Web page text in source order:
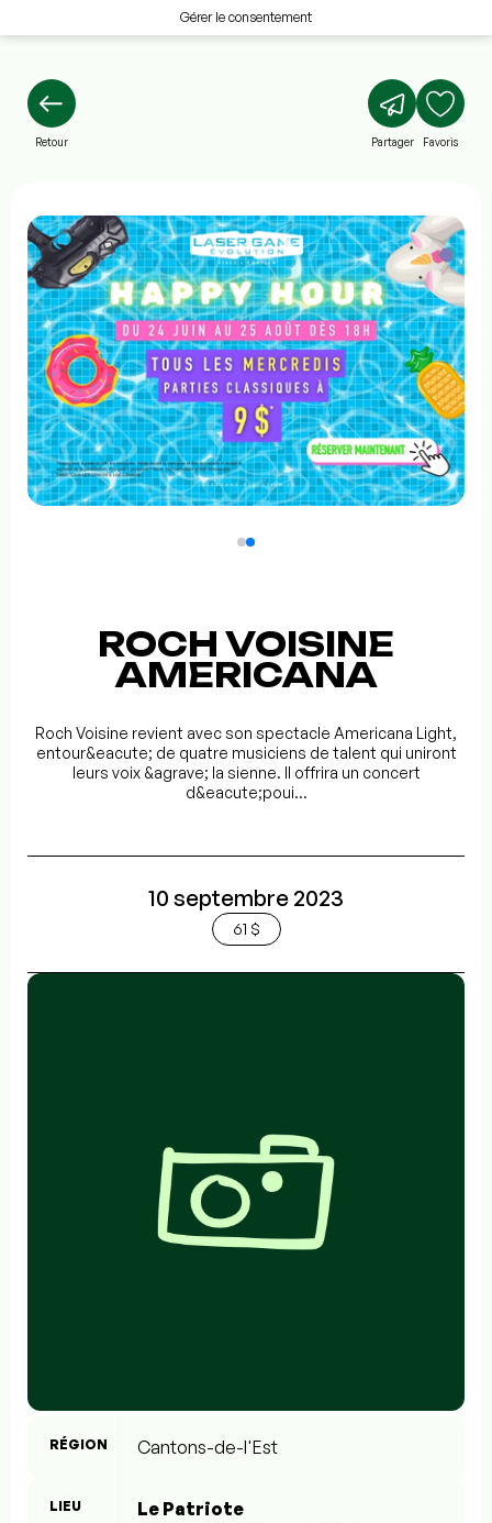
Gérer le consentement
Retour Partager Favoris
ROCH VOISINE
AMERICANA
Roch Voisine revient avec son spectacle Americana Light,
entour&eacute; de quatre musiciens de talent qui uniront
leurs voix &agrave; la sienne. Il offrira un concert
d&eacute;poui...
10 septembre 2023
61 $
RÉGION Cantons-de-l'Est
LIEU
Le Patriote